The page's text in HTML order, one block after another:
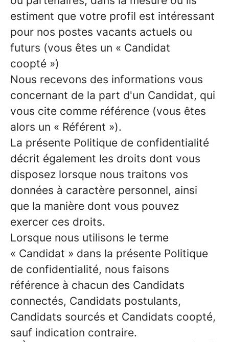
estiment que votre profil est intéressant
pour nos postes vacants actuels ou
futurs (vous êtes un « Candidat
coopté »)
Nous recevons des informations vous
concernant de la part d'un Candidat, qui
vous cite comme référence (vous êtes
alors un « Référent »).
La présente Politique de confidentialité
décrit également les droits dont vous
disposez lorsque nous traitons vos
données à caractère personnel, ainsi
que la manière dont vous pouvez
exercer ces droits.
Lorsque nous utilisons le terme
« Candidat » dans la présente Politique
de confidentialité, nous faisons
référence à chacun des Candidats
connectés, Candidats postulants,
Candidats sourcés et Candidats coopté,
sauf indication contraire.